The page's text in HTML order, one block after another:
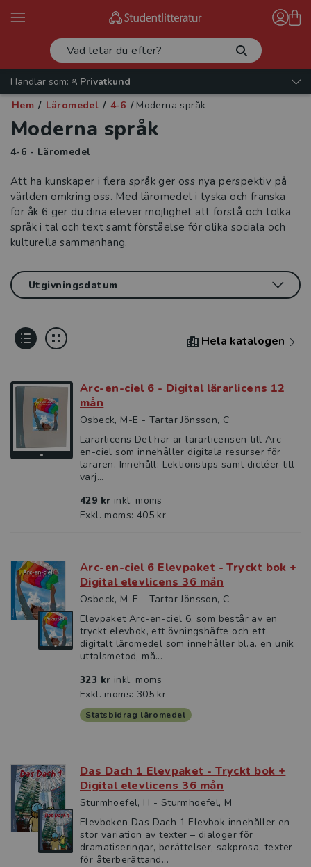
Handlar som:
Privatkund
Hem / Läromedel / 4-6 / Moderna språk
Moderna språk
4-6 - Läromedel
Att ha kunskaper i flera språk ger oss nya perspektiv på
världen omkring oss. Med läromedel i tyska och franska
för åk 6 ger du dina elever möjlighet att förstå och tolka
språk i tal och text samt förståelse för olika sociala och
kulturella sammanhang.
Hela katalogen
Arc-en-ciel 6 - Digital lärarlicens 12
mån
Osbeck, M-E - Tartar Jönsson, C
Lärarlicens Det här är lärarlicensen till Arc-
en-ciel som innehåller digitala resurser för
läraren. Innehåll: Lektionstips samt dictéer till
varj...
429 kr inkl. moms
Exkl. moms: 405 kr
Arc-en-ciel 6 Elevpaket - Tryckt bok +
Digital elevlicens 36 mån
Osbeck, M-E - Tartar Jönsson, C
Elevpaket Arc-en-ciel 6, som består av en
tryckt elevbok, ett övningshäfte och ett
digitalt läromedel som innehåller bl.a. en unik
uttalsmetod, må...
323 kr inkl. moms
Exkl. moms: 305 kr
Statsbidrag läromedel
Das Dach 1 Elevpaket - Tryckt bok +
Digital elevlicens 36 mån
Sturmhoefel, H - Sturmhoefel, M
Elevboken Das Dach 1 Elevbok innehåller en
stor variation av texter – dialoger för
dramatiseringar, berättelser, sakprosa, texter
för återberättand...